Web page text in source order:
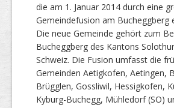
die am 1. Januar 2014 durch eine
Gemeindefusion am Bucheggberg
Die neue Gemeinde gehört zum
Bucheggberg des Kantons
Schweiz. Die Fusion umfasst die
Gemeinden Aetigkofen, Aetingen,
Brügglen, Gossliwil, Hessigkofen,
Kyburg-Buchegg, Mühledorf (SO)